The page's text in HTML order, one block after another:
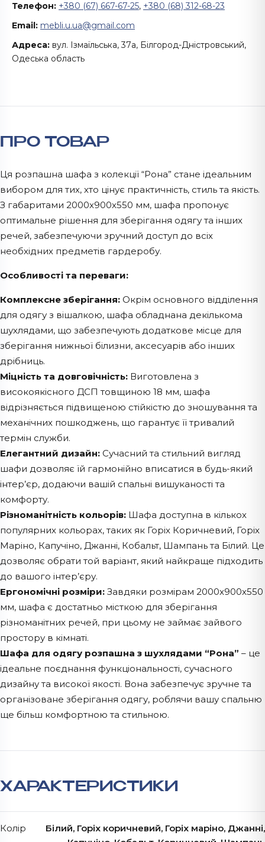
Телефон: +380 (67) 667-67-25, +380 (68) 312-68-23
Email: mebli.u.ua@gmail.com
Адреса: вул. Ізмаїльська, 37а, Білгород-Дністровський,
Одеська область
ПРО ТОВАР
Ця розпашна шафа з колекції “Рона” стане ідеальним
вибором для тих, хто цінує практичність, стиль та якість.
З габаритами 2000x900x550 мм, шафа пропонує
оптимальне рішення для зберігання одягу та інших
речей, забезпечуючи зручний доступ до всіх
необхідних предметів гардеробу.
Особливості та переваги:
Комплексне зберігання: Окрім основного відділення
для одягу з вішалкою, шафа обладнана декількома
шухлядами, що забезпечують додаткове місце для
зберігання нижньої білизни, аксесуарів або інших
дрібниць.
Міцність та довговічність: Виготовлена з
високоякісного ДСП товщиною 18 мм, шафа
відрізняється підвищеною стійкістю до зношування та
механічних пошкоджень, що гарантує її тривалий
термін служби.
Елегантний дизайн: Сучасний та стильний вигляд
шафи дозволяє їй гармонійно вписатися в будь-який
інтер’єр, додаючи вашій спальні вишуканості та
комфорту.
Різноманітність кольорів: Шафа доступна в кількох
популярних кольорах, таких як Горіх Коричневий, Горіх
Маріно, Капучіно, Джанні, Кобальт, Шампань та Білий. Це
дозволяє обрати той варіант, який найкраще підходить
до вашого інтер’єру.
Ергономічні розміри: Завдяки розмірам 2000x900x550
мм, шафа є достатньо місткою для зберігання
різноманітних речей, при цьому не займає зайвого
простору в кімнаті.
Шафа для одягу розпашна з шухлядами “Рона” – це
ідеальне поєднання функціональності, сучасного
дизайну та високої якості. Вона забезпечує зручне та
організоване зберігання одягу, роблячи вашу спальню
ще більш комфортною та стильною.
ХАРАКТЕРИСТИКИ
Колір
Білий, Горіх коричневий, Горіх маріно, Джанні,